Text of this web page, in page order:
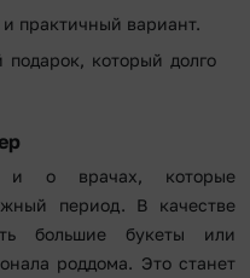
практичный вариант.
который долго
и о врачах, которые
период. В качестве
большие букеты или
роддома. Это станет